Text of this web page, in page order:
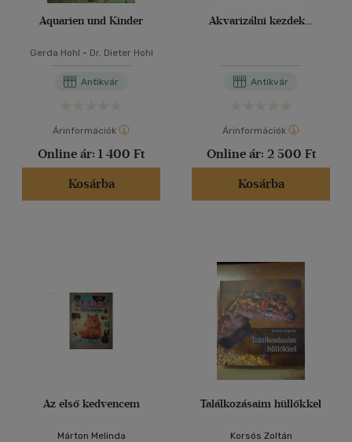
Aquarien und Kinder
Gerda Hohl - Dr. Dieter Hohl
Antikvár
Árinformációk
Online ár: 1 400 Ft
Kosárba
Akvarizálni kezdek...
Antikvár
Árinformációk
Online ár: 2 500 Ft
Kosárba
Az első kedvencem
Márton Melinda
Találkozásaim hüllőkkel
Korsós Zoltán